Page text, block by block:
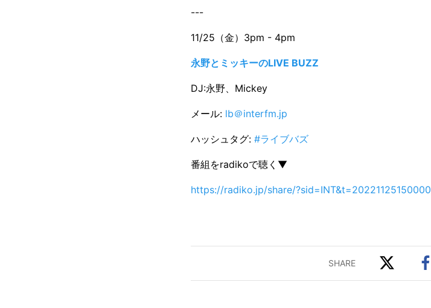
---
11/25（金）3pm - 4pm
永野とミッキーのLIVE BUZZ
DJ:永野、Mickey
メール: lb＠interfm.jp
ハッシュタグ: #ライブバズ
番組をradikoで聴く▼
https://radiko.jp/share/?sid=INT&t=20221125150000